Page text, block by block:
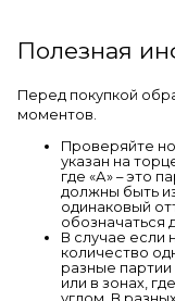
Полезная
Перед покупкой
моментов.
Проверяйте
указан на
где «А» – это
должны быть
одинаковый
обозначаться
В случае если
количество
разные
или в зонах,